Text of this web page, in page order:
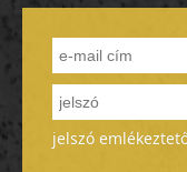
jelszó